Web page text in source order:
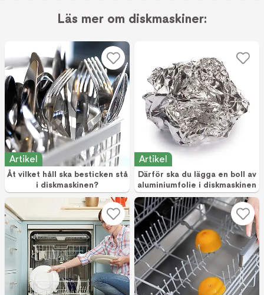
Läs mer om diskmaskiner:
Artikel
Åt vilket håll ska besticken stå
i diskmaskinen?
Artikel
Därför ska du lägga en boll av
aluminiumfolie i diskmaskinen